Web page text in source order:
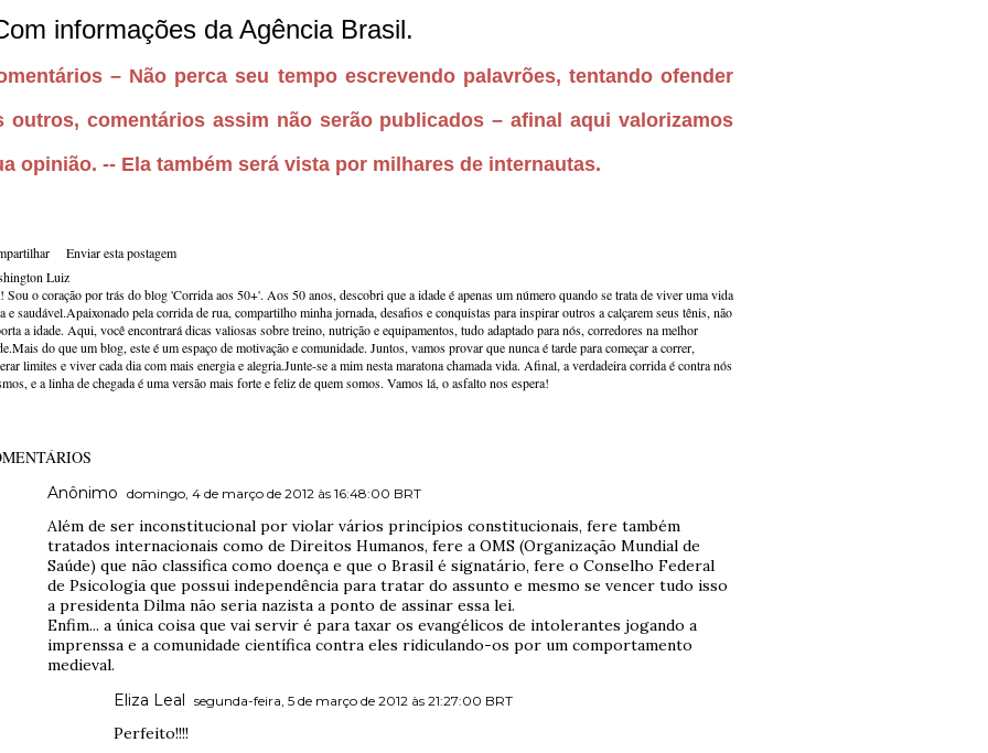
informações da Agência Brasil.
– Não perca seu tempo escrevendo palavrões, tentando ofender
outros, comentários assim não serão publicados – afinal aqui valorizamos
opinião. -- Ela também será vista por milhares de internautas.
Enviar esta postagem
Luiz
Sou o coração por trás do blog 'Corrida aos 50+'. Aos 50 anos, descobri que a idade é apenas um número quando se trata de viver uma vida
e saudável.Apaixonado pela corrida de rua, compartilho minha jornada, desafios e conquistas para inspirar outros a calçarem seus tênis, não
a idade. Aqui, você encontrará dicas valiosas sobre treino, nutrição e equipamentos, tudo adaptado para nós, corredores na melhor
do que um blog, este é um espaço de motivação e comunidade. Juntos, vamos provar que nunca é tarde para começar a correr,
limites e viver cada dia com mais energia e alegria.Junte-se a mim nesta maratona chamada vida. Afinal, a verdadeira corrida é contra nós
e a linha de chegada é uma versão mais forte e feliz de quem somos. Vamos lá, o asfalto nos espera!
Anônimo domingo, 4 de março de 2012 às 16:48:00 BRT
Além de ser inconstitucional por violar vários princípios constitucionais, fere também
tratados internacionais como de Direitos Humanos, fere a OMS (Organização Mundial de
Saúde) que não classifica como doença e que o Brasil é signatário, fere o Conselho Federal
de Psicologia que possui independência para tratar do assunto e mesmo se vencer tudo isso
a presidenta Dilma não seria nazista a ponto de assinar essa lei.
Enfim... a única coisa que vai servir é para taxar os evangélicos de intolerantes jogando a
imprenssa e a comunidade científica contra eles ridiculando-os por um comportamento
medieval.
Eliza Leal segunda-feira, 5 de março de 2012 às 21:27:00 BRT
Perfeito!!!!